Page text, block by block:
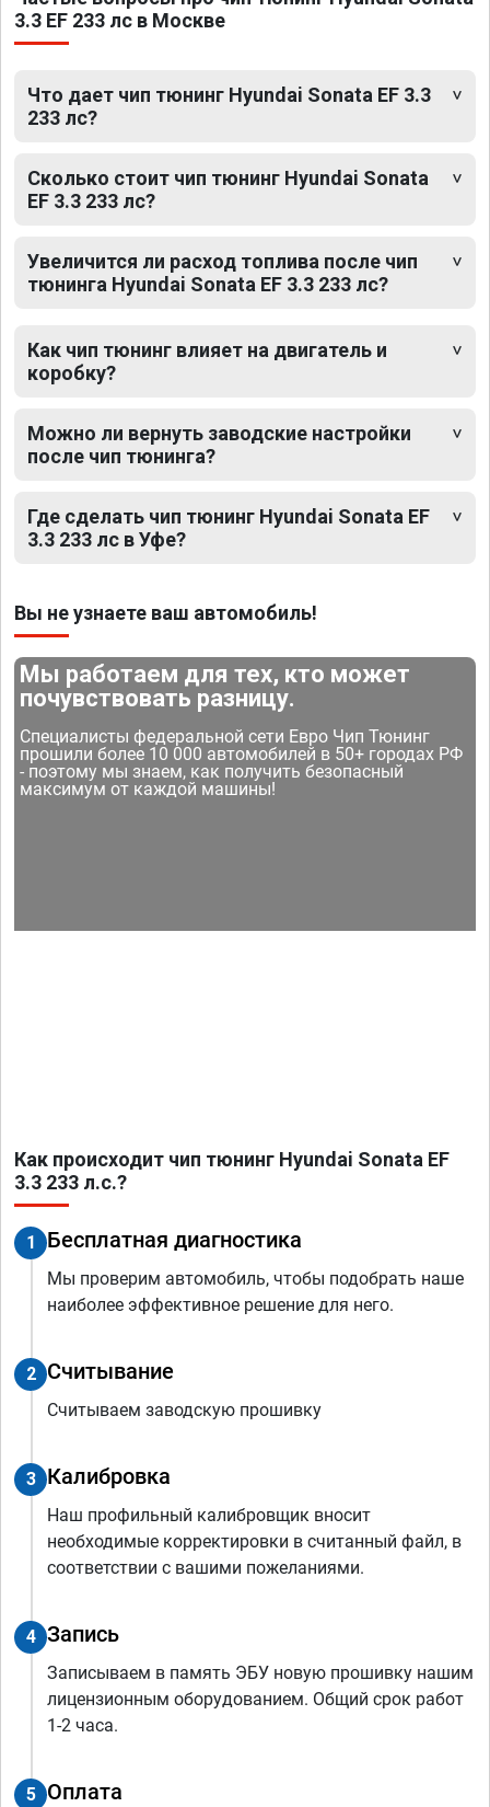
3.3 EF 233 лс в Москве
Что дает чип тюнинг Hyundai Sonata EF 3.3
233 лс?
Сколько стоит чип тюнинг Hyundai Sonata
EF 3.3 233 лс?
Увеличится ли расход топлива после чип
тюнинга Hyundai Sonata EF 3.3 233 лс?
Как чип тюнинг влияет на двигатель и
коробку?
Можно ли вернуть заводские настройки
после чип тюнинга?
Где сделать чип тюнинг Hyundai Sonata EF
3.3 233 лс в Уфе?
Вы не узнаете ваш автомобиль!
Мы работаем для тех, кто может
почувствовать разницу.
Специалисты федеральной сети Евро Чип Тюнинг
прошили более 10 000 автомобилей в 50+ городах РФ
- поэтому мы знаем, как получить безопасный
максимум от каждой машины!
Как происходит чип тюнинг Hyundai Sonata EF
3.3 233 л.с.?
1 Бесплатная диагностика
Мы проверим автомобиль, чтобы подобрать наше
наиболее эффективное решение для него.
2 Считывание
Считываем заводскую прошивку
3 Калибровка
Наш профильный калибровщик вносит
необходимые корректировки в считанный файл, в
соответствии с вашими пожеланиями.
4 Запись
Записываем в память ЭБУ новую прошивку нашим
лицензионным оборудованием. Общий срок работ
1-2 часа.
5 Оплата